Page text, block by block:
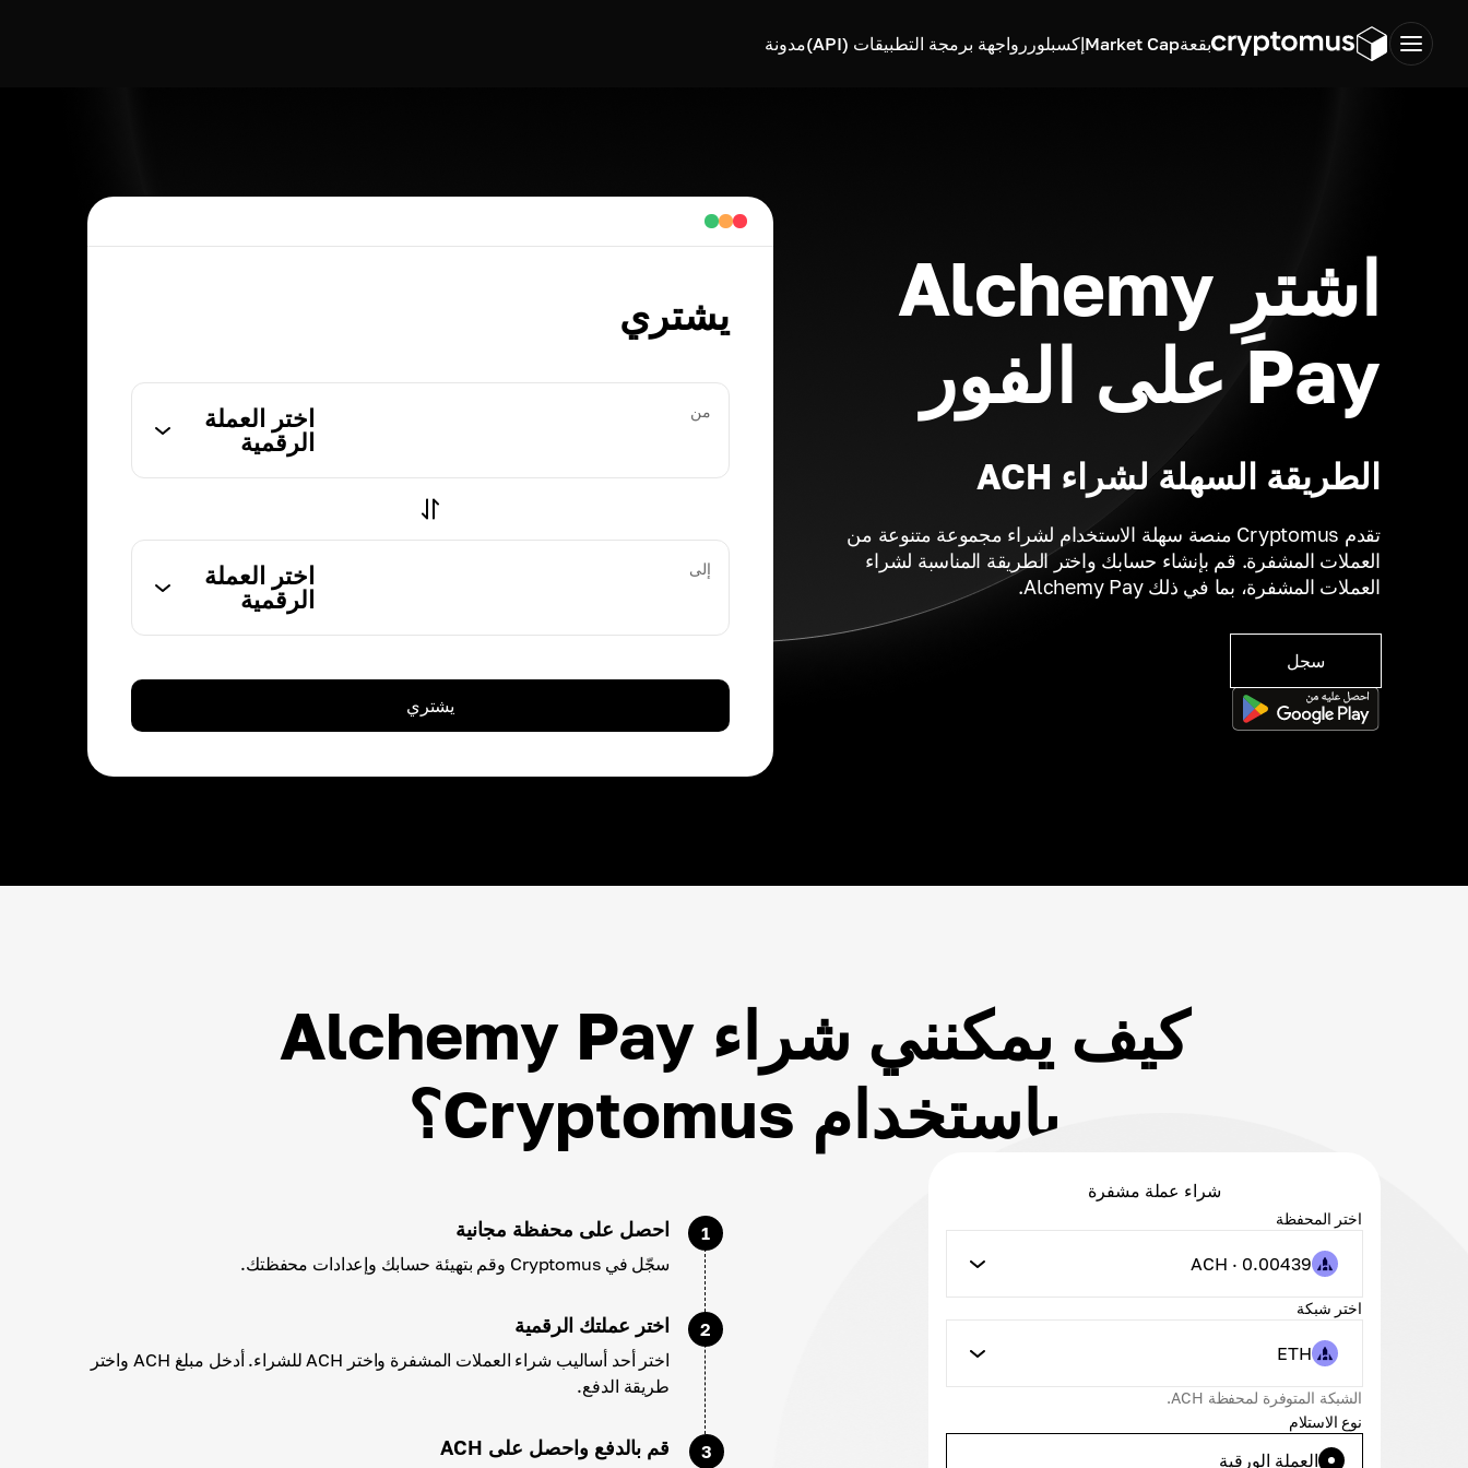
بقعةMarket Capإكسبلورر واجهة برمجة التطبيقات (API) مدونة
اشترِ Alchemy
Pay على الفور
الطريقة السهلة لشراء ACH
تقدم Cryptomus منصة سهلة الاستخدام لشراء مجموعة متنوعة من
العملات المشفرة. قم بإنشاء حسابك واختر الطريقة المناسبة لشراء
العملات المشفرة، بما في ذلك Alchemy Pay.
سجل
يشتري
من
اختر العملة
الرقمية
إلى
اختر العملة
الرقمية
يشتري
كيف يمكنني شراء Alchemy Pay
باستخدام Cryptomus؟
شراء عملة مشفرة
اختر المحفظة
ACH · 0.00439
اختر شبكة
ETH
الشبكة المتوفرة لمحفظة ACH.
نوع الاستلام
العملة الورقية
1 احصل على محفظة مجانية
سجّل في Cryptomus وقم بتهيئة حسابك وإعدادات محفظتك.
2 اختر عملتك الرقمية
اختر أحد أساليب شراء العملات المشفرة واختر ACH للشراء. أدخل مبلغ ACH واختر
طريقة الدفع.
3 قم بالدفع واحصل على ACH